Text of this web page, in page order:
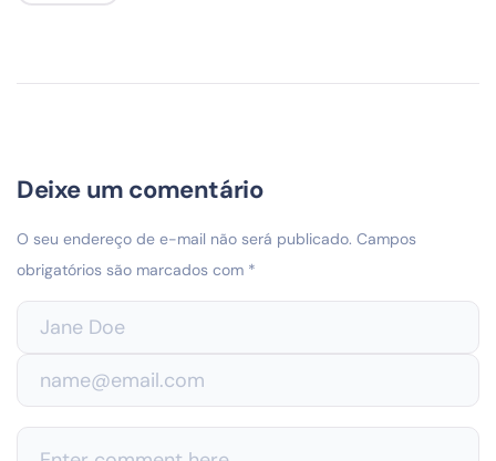
Deixe um comentário
O seu endereço de e-mail não será publicado. Campos
obrigatórios são marcados com *